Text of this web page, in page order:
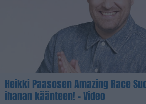
Heikki Paasosen Amazing Race
ihanan käänteen! – Video